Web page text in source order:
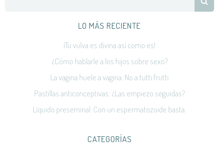
LO MÁS RECIENTE
¡Tu vulva es divina así como es!
¿Cómo hablarle a los hijos sobre sexo?
La vagina huele a vagina: No a tutti frutti
Pastillas anticonceptivas: ¿Las empiezo seguidas?
Líquido preseminal: Con un espermatozoide basta.
CATEGORÍAS